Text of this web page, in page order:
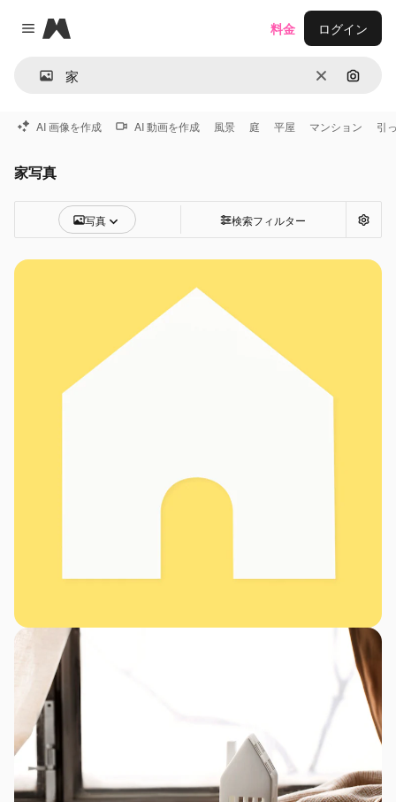
Close menu
Magnific
消去 画像で
料金 ログイン
AI 画像を作成 AI 動画を作成 風景 庭 平屋 マンション 引
家写真
写真 検索フィルター